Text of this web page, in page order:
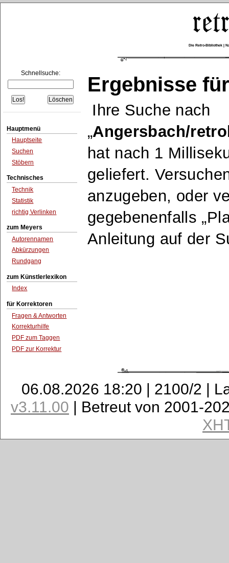
Die Retro-Bibliothek |
Schnellsuche:
Hauptmenü
Hauptseite
Suchen
Stöbern
Technisches
Technik
Statistik
richtig Verlinken
zum Meyers
Autorennamen
Abkürzungen
Rundgang
zum Künstlerlexikon
Index
für Korrektoren
Fragen & Antworten
Korrekturhilfe
PDF zum Taggen
PDF zur Korrektur
Ergebnisse
Ihre Suche nach
Angersbach/
hat nach 1
geliefert.
anzugeben, oder
gegebenenfalls
Anleitung auf der
06.08.2026 18:20 | 2100/2 |
v3.11.00 | Betreut von 2001-